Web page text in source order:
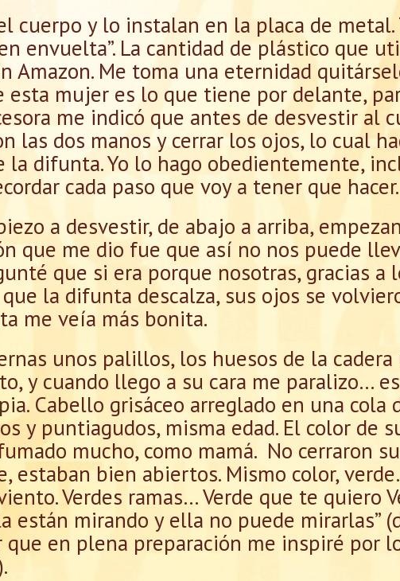
cuerpo y lo instalan en la placa de
envuelta”. La cantidad de plástico que
Amazon. Me toma una eternidad
esta mujer es lo que tiene por delante,
me indicó que antes de desvestir al
las dos manos y cerrar los ojos, lo cual
la difunta. Yo lo hago obedientemente,
cada paso que voy a tener que hacer.
a desvestir, de abajo a arriba,
que me dio fue que así no nos puede
que si era porque nosotras, gracias a
la difunta descalza, sus ojos se
me veía más bonita.
unos palillos, los huesos de la
y cuando llego a su cara me paralizo…
Cabello grisáceo arreglado en una cola
y puntiagudos, misma edad. El color de
mucho, como mamá. No cerraron
estaban bien abiertos. Mismo color,
Verdes ramas… Verde que te quiero
están mirando y ella no puede mirarlas”
que en plena preparación me inspiré por